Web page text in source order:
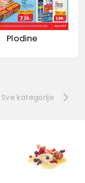
Plodine
Sve kategorije